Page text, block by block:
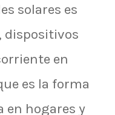
solares es
dispositivos
en
es la forma
en hogares y